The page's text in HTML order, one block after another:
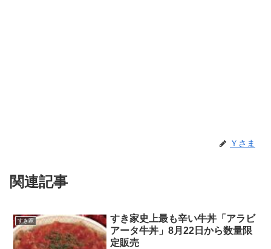
Ｙさま
関連記事
すき家
すき家史上最も辛い牛丼「アラビ
アータ牛丼」8月22日から数量限
定販売